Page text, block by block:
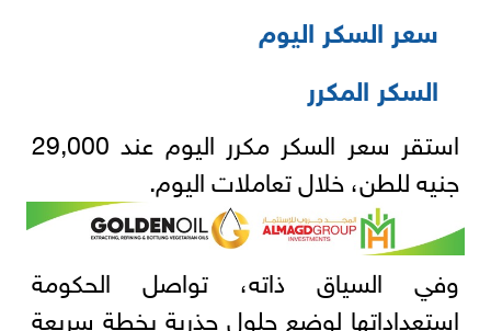
سعر السكر اليوم
السكر المكرر
استقر سعر السكر مكرر اليوم عند 29,000
جنيه للطن، خلال تعاملات اليوم.
وفي السياق ذاته، تواصل الحكومة
استعداداتها لوضع حلول جذرية بخطة سريعة